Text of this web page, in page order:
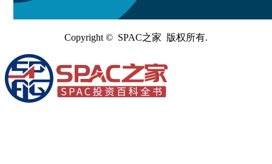
Copyright © SPAC之家 版权所有.